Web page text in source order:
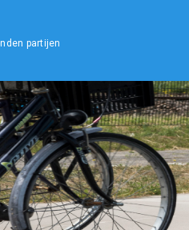
partijen